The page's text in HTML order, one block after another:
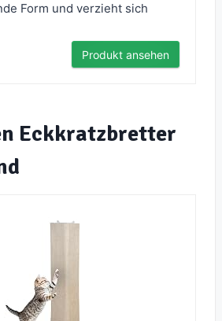
Form und verzieht sich
Produkt ansehen
Eckkratzbretter